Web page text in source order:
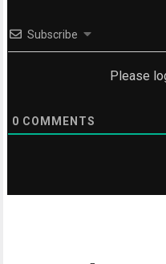
Subscribe
Please
0 COMMENTS